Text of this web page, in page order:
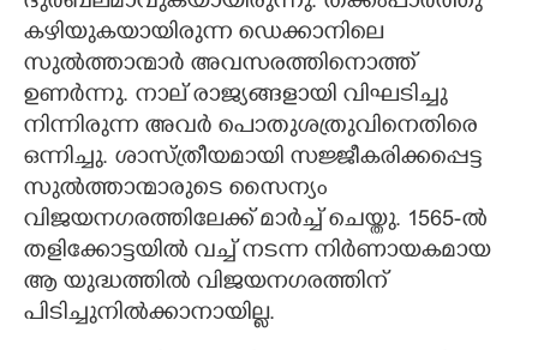
കഴിയുകയായിരുന്ന ഡെക്കാനിലെ
സുൽത്താന്മാർ അവസരത്തിനൊത്ത്
ഉണർന്നു. നാല് രാജ്യങ്ങളായി വിഘടിച്ചു
നിന്നിരുന്ന അവർ പൊതുശത്രുവിനെതിരെ
ഒന്നിച്ചു. ശാസ്ത്രീയമായി സജ്ജീകരിക്കപ്പെട്ട
സുൽത്താന്മാരുടെ സൈന്യം
വിജയനഗരത്തിലേക്ക് മാർച്ച് ചെയ്തു. 1565-ൽ
തളിക്കോട്ടയിൽ വച്ച് നടന്ന നിർണായകമായ
ആ യുദ്ധത്തിൽ വിജയനഗരത്തിന്
പിടിച്ചുനിൽക്കാനായില്ല.